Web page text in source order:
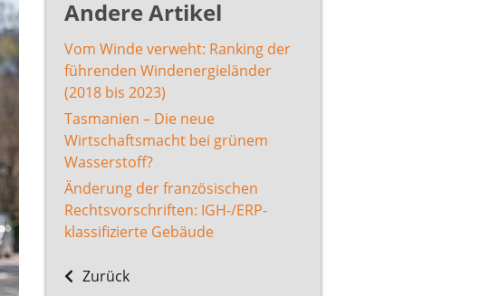
Andere Artikel
Vom Winde verweht: Ranking der
führenden Windenergieländer
(2018 bis 2023)
Tasmanien – Die neue
Wirtschaftsmacht bei grünem
Wasserstoff?
Änderung der französischen
Rechtsvorschriften: IGH-/ERP-
klassifizierte Gebäude
Zurück